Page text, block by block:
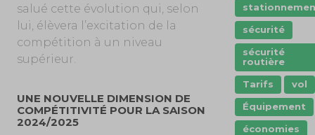
salué cette évolution qui, selon
lui, élèvera l’excitation de la
compétition à un niveau
supérieur.
UNE NOUVELLE DIMENSION DE
COMPÉTITIVITÉ POUR LA SAISON
2024/2025
sécurité
sécurité
routière
Tarifs
vol
Équipement
économies